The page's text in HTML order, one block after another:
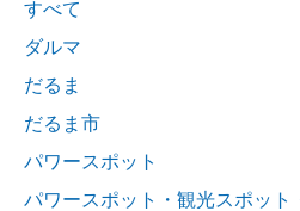
すべて
ダルマ
だるま
だるま市
パワースポット
パワースポット・観光スポット